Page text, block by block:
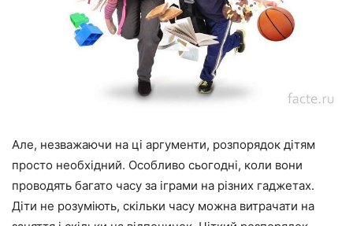
Але, незважаючи на ці аргументи, розпорядок дітям
просто необхідний. Особливо сьогодні, коли вони
проводять багато часу за іграми на різних гаджетах.
Діти не розуміють, скільки часу можна витрачати на